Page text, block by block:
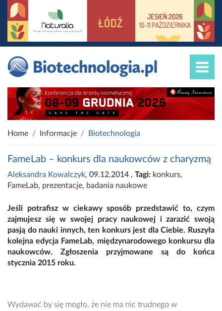
Home Informacje Biotechnologia
FameLab – konkurs dla naukowców z charyzmą
Aleksandra Kowalczyk, 09.12.2014 , Tagi: konkurs,
FameLab, prezentacje, badania naukowe
Jeśli potrafisz w ciekawy sposób przedstawić to, czym
zajmujesz się w swojej pracy naukowej i zarazić swoją
pasją do nauki innych, ten konkurs jest dla Ciebie. Ruszyła
kolejna edycja FameLab, międzynarodowego konkursu dla
naukowców. Zgłoszenia przyjmowane są do końca
stycznia 2015 roku.
Wydawać by się mogło, że nie ma nic trudnego w